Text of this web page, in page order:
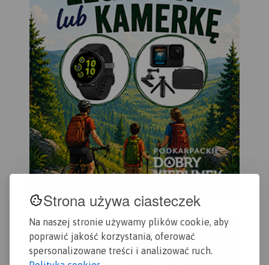
Strona używa ciasteczek
Na naszej stronie używamy plików cookie, aby
poprawić jakość korzystania, oferować
spersonalizowane treści i analizować ruch.